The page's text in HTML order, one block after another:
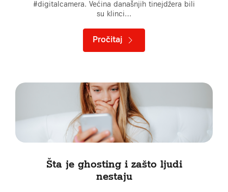
#digitalcamera. Većina današnjih tinejdžera bili
su klinci…
Pročitaj
Šta je ghosting i zašto ljudi
nestaju